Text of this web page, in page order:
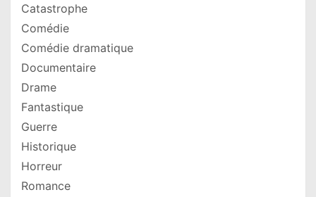
Catastrophe
Comédie
Comédie dramatique
Documentaire
Drame
Fantastique
Guerre
Historique
Horreur
Romance